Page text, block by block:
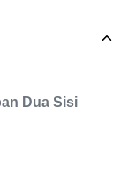
Dua Sisi